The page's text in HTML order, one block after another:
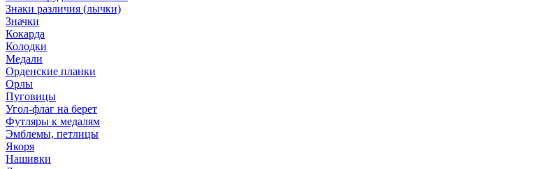
Знаки различия (лычки)
Значки
Кокарда
Колодки
Медали
Орденские планки
Орлы
Пуговицы
Угол-флаг на берет
Футляры к медалям
Эмблемы, петлицы
Якоря
Нашивки